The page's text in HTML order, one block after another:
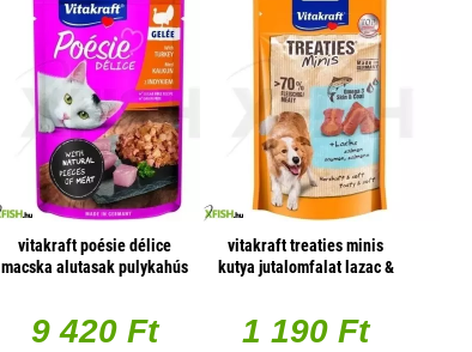
vitakraft poésie délice
macska alutasak pulykahús
9 420 Ft
vitakraft treaties minis
kutya jutalomfalat lazac &
1 190 Ft